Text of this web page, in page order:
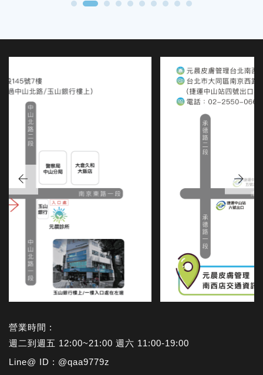
台北南西店
營業時間 :
週二到週五 12:00~21:00 週六 11:00-19:00
Line@ ID : @qaa9779z